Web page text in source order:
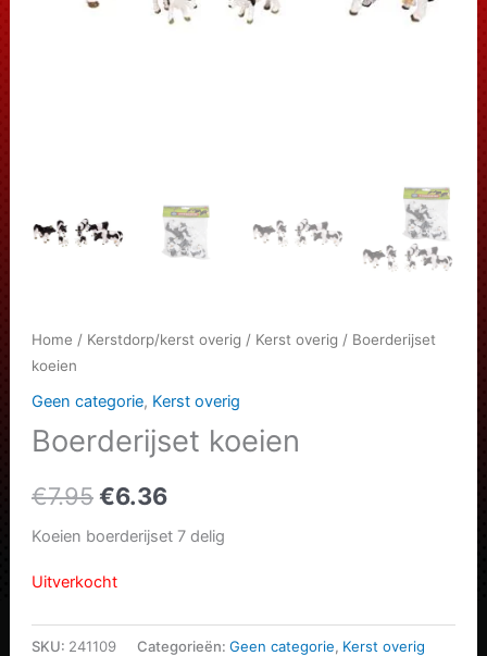
Home / Kerstdorp/kerst overig / Kerst overig / Boerderijset
koeien
Geen categorie, Kerst overig
Boerderijset koeien
€7.95Oorspronkelijke
prijs
was:
€7.95.
€6.36Huidige
prijs
€6.36.
Koeien boerderijset 7 delig
Uitverkocht
SKU: 241109 Categorieën: Geen categorie, Kerst overig